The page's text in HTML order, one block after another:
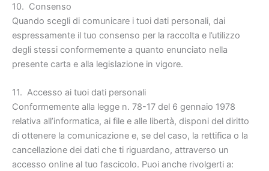
10. Consenso
Quando scegli di comunicare i tuoi dati personali, dai
espressamente il tuo consenso per la raccolta e l’utilizzo
degli stessi conformemente a quanto enunciato nella
presente carta e alla legislazione in vigore.
11. Accesso ai tuoi dati personali
Conformemente alla legge n. 78-17 del 6 gennaio 1978
relativa all’informatica, ai file e alle libertà, disponi del diritto
di ottenere la comunicazione e, se del caso, la rettifica o la
cancellazione dei dati che ti riguardano, attraverso un
accesso online al tuo fascicolo. Puoi anche rivolgerti a: